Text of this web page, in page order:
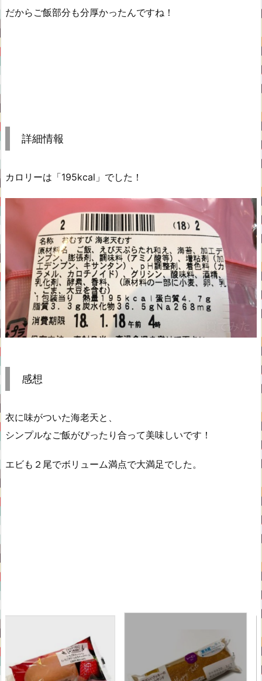
だからご飯部分も分厚かったんですね！
詳細情報
カロリーは「195kcal」でした！
感想
衣に味がついた海老天と、
シンプルなご飯がぴったり合って美味しいです！
エビも２尾でボリューム満点で大満足でした。